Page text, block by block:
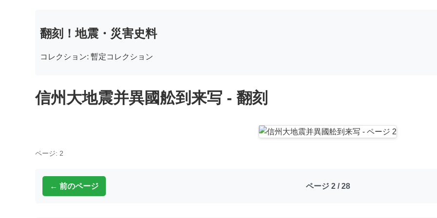
翻刻！地震・災害史料
コレクション: 暫定コレクション
信州大地震并異國舩到来写 - 翻刻
ページ: 2
← 前のページ ページ 2 / 28